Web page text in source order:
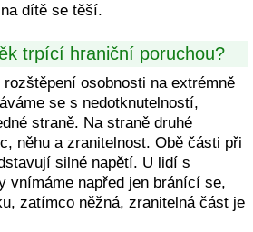
dítě se těší.
trpící hraniční poruchou?
osobnosti na extrémně
se s nedotknutelností,
straně. Na straně druhé
něhu a zranitelnost. Obě části při
silné napětí. U lidí s
vnímáme napřed jen bránící se,
zatímco něžná, zranitelná část je